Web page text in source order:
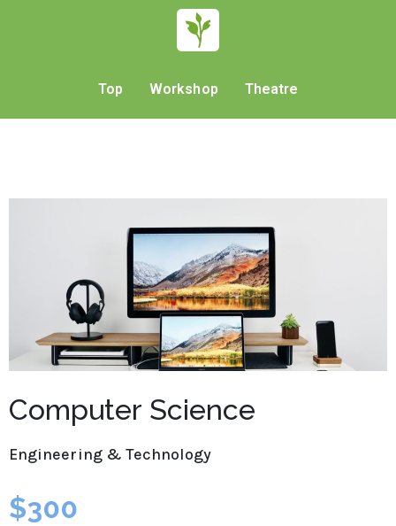
Top Workshop Theatre
Computer Science
Engineering & Technology
$300